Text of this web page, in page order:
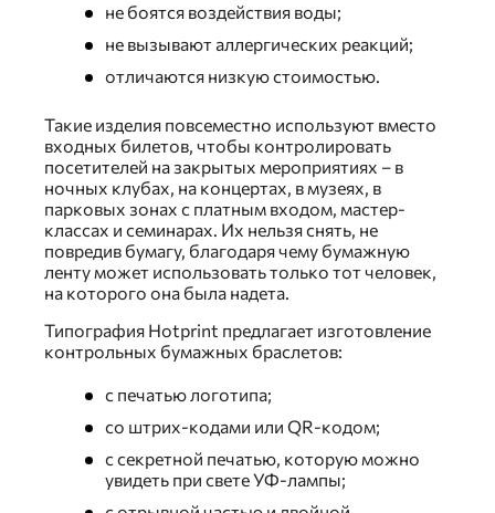
не боятся воздействия воды;
не вызывают аллергических реакций;
отличаются низкую стоимостью.
Такие изделия повсеместно используют вместо
входных билетов, чтобы контролировать
посетителей на закрытых мероприятиях – в
ночных клубах, на концертах, в музеях, в
парковых зонах с платным входом, мастер-
классах и семинарах. Их нельзя снять, не
повредив бумагу, благодаря чему бумажную
ленту может использовать только тот человек,
на которого она была надета.
Типография Hotprint предлагает изготовление
контрольных бумажных браслетов:
с печатью логотипа;
со штрих-кодами или QR-кодом;
с секретной печатью, которую можно
увидеть при свете УФ-лампы;